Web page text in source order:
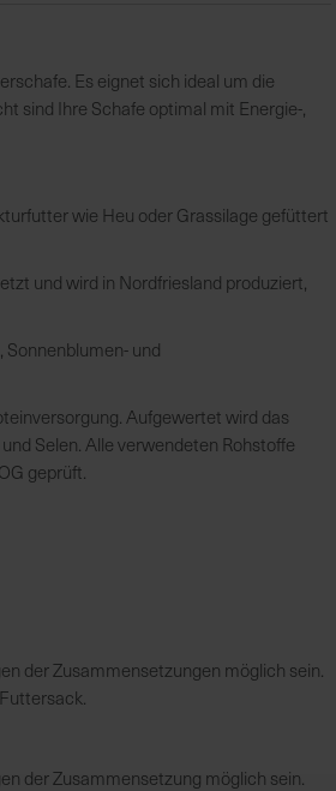
Es eignet sich ideal um die
sind Ihre Schafe optimal mit Energie-,
wie Heu oder Grassilage gefüttert
und wird in Nordfriesland produziert,
und
Aufgewertet wird das
Selen. Alle verwendeten Rohstoffe
geprüft.
der Zusammensetzungen möglich sein.
der Zusammensetzung möglich sein.